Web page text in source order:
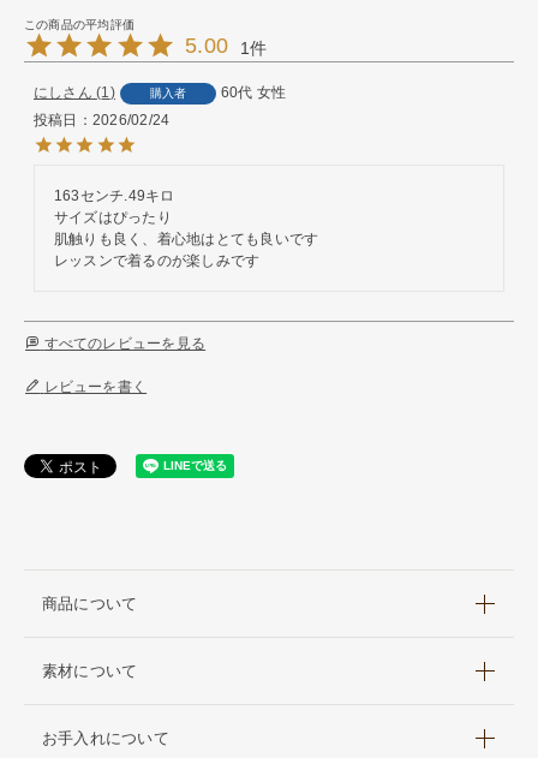
5.00 1
にし 1 購入者 60代 女性
投稿日
2026/02/24
163センチ.49キロ
サイズはぴったり
肌触りも良く、着心地はとても良いです
レッスンで着るのが楽しみです
すべてのレビューを見る
レビューを書く
商品について
素材について
お手入れについて